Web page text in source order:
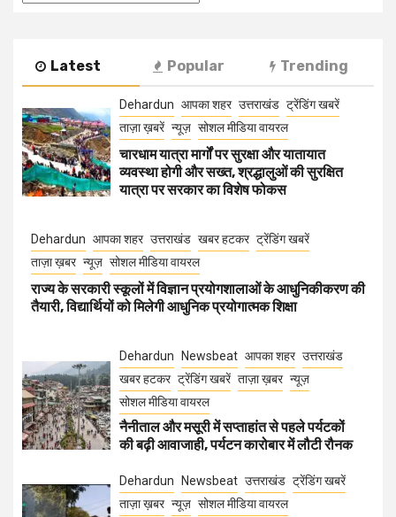
Latest Popular Trending
Dehardun आपका शहर उत्तराखंड ट्रेंडिंग खबरें
ताज़ा ख़बरें न्यूज़ सोशल मीडिया वायरल
चारधाम यात्रा मार्गों पर सुरक्षा और यातायात
व्यवस्था होगी और सख्त, श्रद्धालुओं की सुरक्षित
यात्रा पर सरकार का विशेष फोकस
Dehardun आपका शहर उत्तराखंड खबर हटकर ट्रेंडिंग खबरें
ताज़ा ख़बर न्यूज़ सोशल मीडिया वायरल
राज्य के सरकारी स्कूलों में विज्ञान प्रयोगशालाओं के आधुनिकीकरण की
तैयारी, विद्यार्थियों को मिलेगी आधुनिक प्रयोगात्मक शिक्षा
Dehardun Newsbeat आपका शहर उत्तराखंड
खबर हटकर ट्रेंडिंग खबरें ताज़ा ख़बर न्यूज़
सोशल मीडिया वायरल
नैनीताल और मसूरी में सप्ताहांत से पहले पर्यटकों
की बढ़ी आवाजाही, पर्यटन कारोबार में लौटी रौनक
Dehardun Newsbeat उत्तराखंड ट्रेंडिंग खबरें
ताज़ा ख़बर न्यूज़ सोशल मीडिया वायरल